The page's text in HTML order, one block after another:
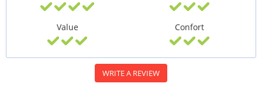
Value Confort
WRITE A REVIEW